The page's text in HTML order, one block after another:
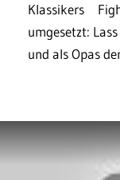
Klassikers
umgesetzt:
und als Opas